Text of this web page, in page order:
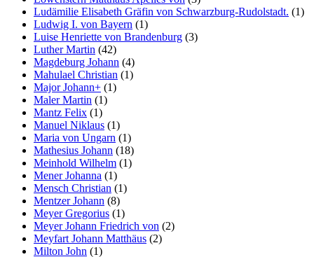
Ludämilie Elisabeth Gräfin von Schwarzburg-Rudolstadt. (1)
Ludwig I. von Bayern (1)
Luise Henriette von Brandenburg (3)
Luther Martin (42)
Magdeburg Johann (4)
Mahulael Christian (1)
Major Johann+ (1)
Maler Martin (1)
Mantz Felix (1)
Manuel Niklaus (1)
Maria von Ungarn (1)
Mathesius Johann (18)
Meinhold Wilhelm (1)
Mener Johanna (1)
Mensch Christian (1)
Mentzer Johann (8)
Meyer Gregorius (1)
Meyer Johann Friedrich von (2)
Meyfart Johann Matthäus (2)
Milton John (1)